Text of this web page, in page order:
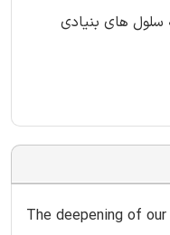
سلول های بنیادی
The deepening of